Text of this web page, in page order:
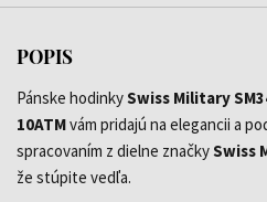
POPIS
Pánske hodinkySwiss Military
10ATMvám pridajú na elegancii a
spracovaním z dielne značkySwiss
že stúpite vedľa.